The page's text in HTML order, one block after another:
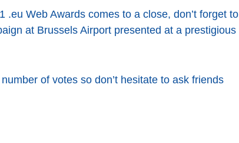
Web Awards comes to a close, don’t forget to
at Brussels Airport presented at a prestigious
of votes so don’t hesitate to ask friends